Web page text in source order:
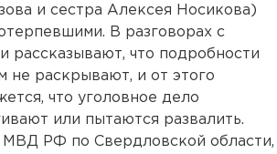
и сестра Алексея Носикова)
В разговорах с
рассказывают, что подробности
не раскрывают, и от этого
что уголовное дело
или пытаются развалить.
РФ по Свердловской области,